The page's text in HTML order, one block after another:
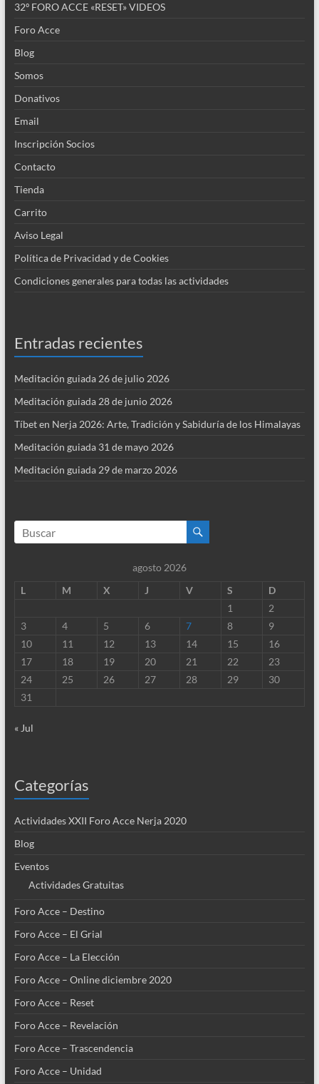
32º FORO ACCE «RESET» VIDEOS
Foro Acce
Blog
Somos
Donativos
Email
Inscripción Socios
Contacto
Tienda
Carrito
Aviso Legal
Política de Privacidad y de Cookies
Condiciones generales para todas las actividades
Entradas recientes
Meditación guiada 26 de julio 2026
Meditación guiada 28 de junio 2026
Tíbet en Nerja 2026: Arte, Tradición y Sabiduría de los Himalayas
Meditación guiada 31 de mayo 2026
Meditación guiada 29 de marzo 2026
agosto 2026
L
M X J V S
D
1
2
3
4 5 6 7 8
9
10
11 12 13 14 15
16
17
18 19 20 21 22
23
24
25 26 27 28 29
30
31
« Jul
Categorías
Actividades XXII Foro Acce Nerja 2020
Blog
Eventos
Actividades Gratuitas
Foro Acce – Destino
Foro Acce – El Grial
Foro Acce – La Elección
Foro Acce – Online diciembre 2020
Foro Acce – Reset
Foro Acce – Revelación
Foro Acce – Trascendencia
Foro Acce – Unidad